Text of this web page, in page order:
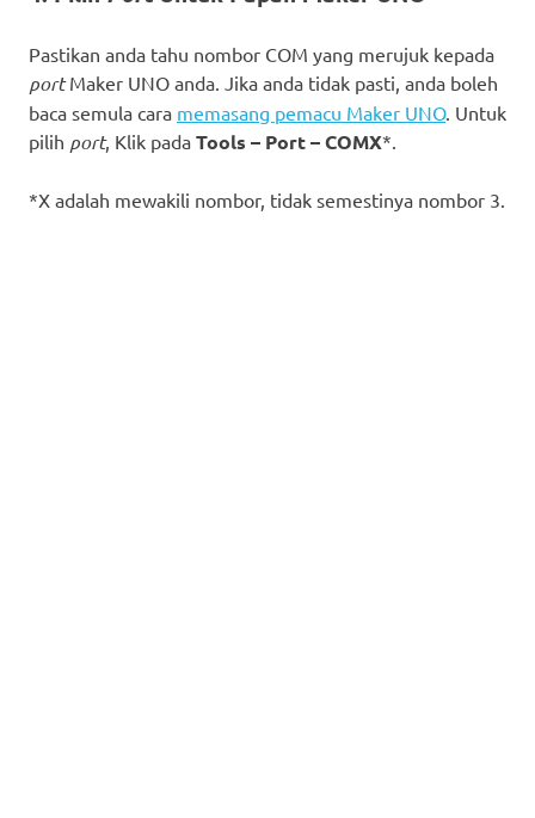
Pastikan anda tahu nombor COM yang merujuk kepada
portMaker UNO anda. Jika anda tidak pasti, anda boleh
baca semula cara memasang pemacu Maker UNO. Untuk
pilih port, Klik pada Tools – Port – COMX*.
*X adalah mewakili nombor, tidak semestinya nombor 3.